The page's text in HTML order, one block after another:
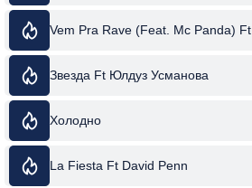
Vem Pra Rave (Feat. Mc Panda)
Звезда Ft Юлдуз Усманова
Холодно
La Fiesta Ft David Penn